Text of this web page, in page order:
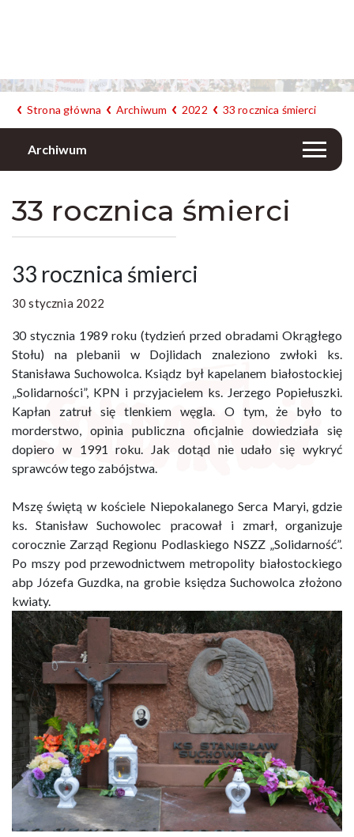
Strona główna Archiwum 2022 33 rocznica śmierci
Archiwum
33 rocznica śmierci
33 rocznica śmierci
30 stycznia 2022
30 stycznia 1989 roku (tydzień przed obradami Okrągłego
Stołu) na plebanii w Dojlidach znaleziono zwłoki ks.
Stanisława Suchowolca. Ksiądz był kapelanem białostockiej
„Solidarności”, KPN i przyjacielem ks. Jerzego Popiełuszki.
Kapłan zatruł się tlenkiem węgla. O tym, że było to
morderstwo, opinia publiczna oficjalnie dowiedziała się
dopiero w 1991 roku. Jak dotąd nie udało się wykryć
sprawców tego zabójstwa.
Mszę świętą w kościele Niepokalanego Serca Maryi, gdzie
ks. Stanisław Suchowolec pracował i zmarł, organizuje
corocznie Zarząd Regionu Podlaskiego NSZZ „Solidarność”.
Po mszy pod przewodnictwem metropolity białostockiego
abp Józefa Guzdka, na grobie księdza Suchowolca złożono
kwiaty.